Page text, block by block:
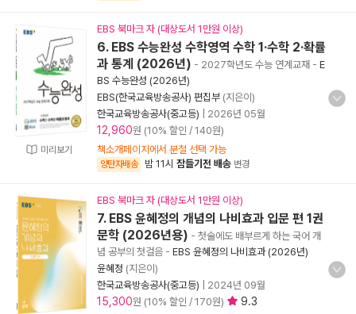
미리보기
EBS 북마크 자 (대상도서 1만원 이상)
6. EBS 수능완성 수학영역 수학 1·수학 2·확률
과 통계 (2026년) - 2027학년도 수능 연계교재 - E
BS 수능완성 (2026년)
EBS(한국교육방송공사) 편집부 (지은이)
한국교육방송공사(중고등)
2026년 05월
12,960원 (10% 할인 / 140원)
책소개페이지에서 분철 선택 가능
양탄자배송 밤 11시 잠들기전 배송 변경
EBS 북마크 자 (대상도서 1만원 이상)
7. EBS 윤혜정의 개념의 나비효과 입문 편 1권
문학 (2026년용) - 첫술에도 배부르게 하는 국어 개
념 공부의 첫걸음 - EBS 윤혜정의 나비효과 (2026년)
윤혜정 (지은이)
한국교육방송공사(중고등)
2024년 09월
15,300원 (10% 할인 / 170원) 9.3